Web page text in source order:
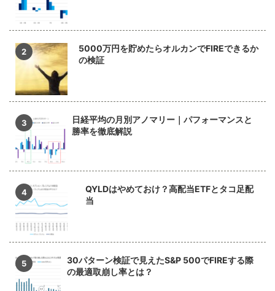
5000万円を貯めたらオルカンでFIREできるか
の検証
日経平均の月別アノマリー｜パフォーマンスと
勝率を徹底解説
QYLDはやめておけ？高配当ETFとタコ足配
当
30パターン検証で見えたS&P 500でFIREする際
の最適取崩し率とは？